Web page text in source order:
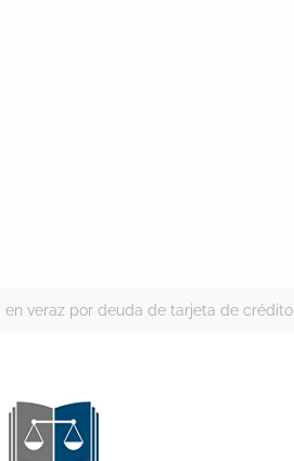
en veraz por deuda de tarjeta de crédito